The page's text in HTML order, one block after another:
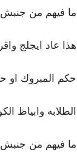
ما فيهم من جنبش
هذا عاد ايجلج
حكم المبروك او
الطلابه وابياظ
ما فيهم من جنبش